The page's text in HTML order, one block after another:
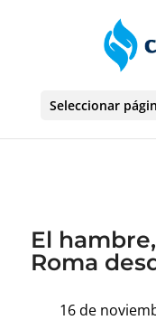
Seleccionar
El
Roma
16 de